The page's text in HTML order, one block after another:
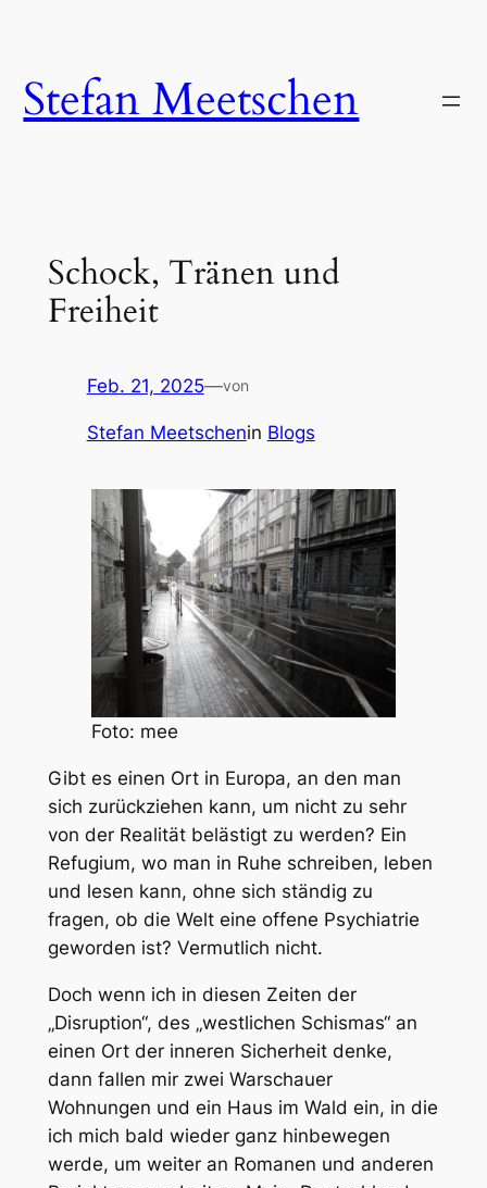
springen
Stefan Meetschen
Schock, Tränen und
Freiheit
Feb. 21, 2025—von
Stefan Meetschenin Blogs
Foto: mee
Gibt es einen Ort in Europa, an den man
sich zurückziehen kann, um nicht zu sehr
von der Realität belästigt zu werden? Ein
Refugium, wo man in Ruhe schreiben, leben
und lesen kann, ohne sich ständig zu
fragen, ob die Welt eine offene Psychiatrie
geworden ist? Vermutlich nicht.
Doch wenn ich in diesen Zeiten der
„Disruption“, des „westlichen Schismas“ an
einen Ort der inneren Sicherheit denke,
dann fallen mir zwei Warschauer
Wohnungen und ein Haus im Wald ein, in die
ich mich bald wieder ganz hinbewegen
werde, um weiter an Romanen und anderen